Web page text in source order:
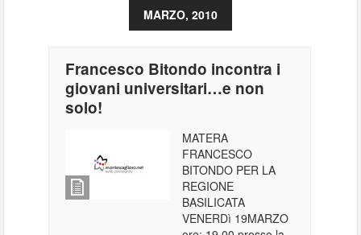
MARZO, 2010
Francesco Bitondo incontra i
giovani universitari…e non
solo!
MATERA
FRANCESCO
BITONDO PER LA
REGIONE
BASILICATA
VENERDì 19MARZO